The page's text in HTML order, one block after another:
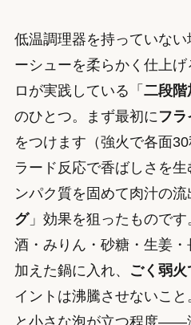
低温調理器を持っていな
ーシューを柔らかく仕上
ロが実践している「 二段階
のひとつ。まず最初に フ
をつけます（強火で各面
ラード反応で香ばしさを
ンパク質を固めて肉汁の流
グ」効果を狙ったものです
酒・みりん・砂糖・生姜
加えた鍋に入れ、
ごく弱
イントは沸騰させないこと
と小さな泡が立つ程度——